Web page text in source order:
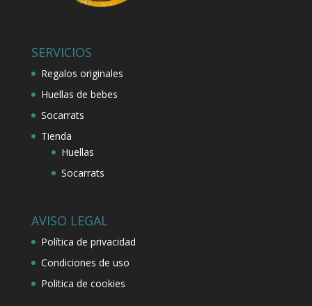
SERVICIOS
Regalos originales
Huellas de bebes
Socarrats
Tienda
Huellas
Socarrats
AVISO LEGAL
Política de privacidad
Condiciones de uso
Politica de cookies